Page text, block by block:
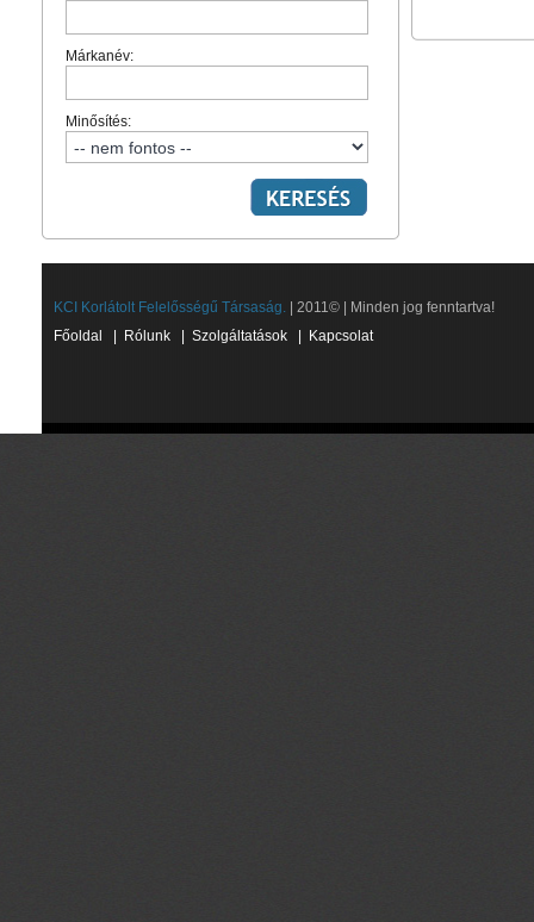
Márkanév:
Minősítés:
KCI Korlátolt Felelősségű Társaság. | 2011© | Minden jog fenntartva!
Főoldal
Rólunk Szolgáltatások Kapcsolat